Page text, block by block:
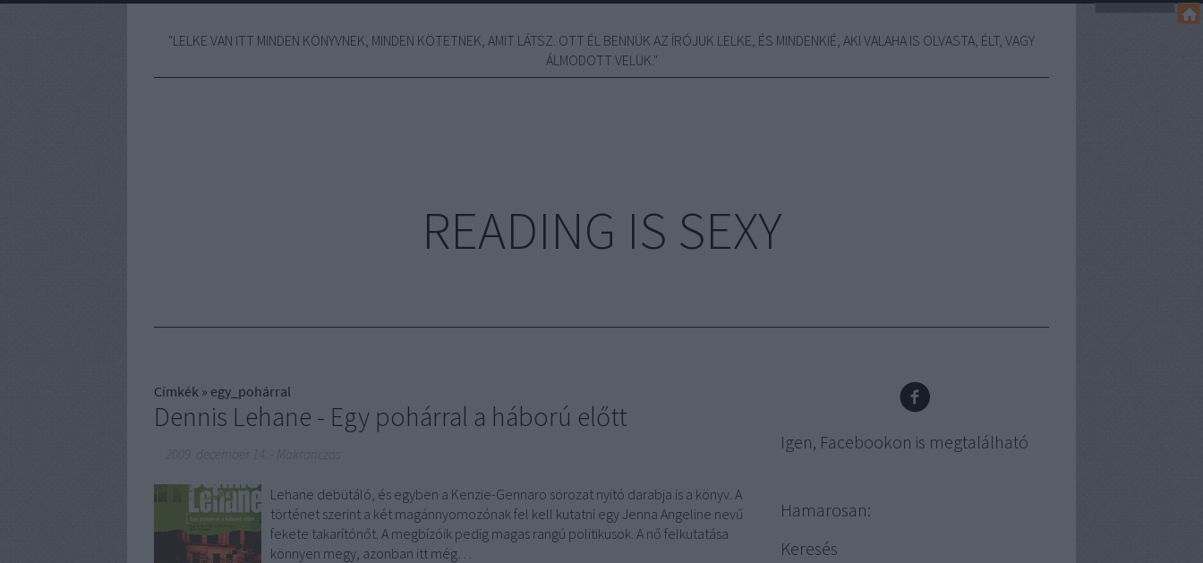
"LELKE VAN ITT MINDEN KÖNYVNEK, MINDEN KÖTETNEK, AMIT LÁTSZ. OTT ÉL BENNÜK AZ ÍRÓJUK LELKE, ÉS MINDENKIÉ, AKI VALAHA IS OLVASTA, ÉLT, VAGY
ÁLMODOTT VELÜK."
READING IS SEXY
Címkék » egy_pohárral
Dennis Lehane - Egy pohárral a háború előtt
Makranczos
Lehane debütáló, és egyben a Kenzie-Gennaro sorozat nyitó darabja is a könyv. A
történet szerint a két magánnyomozónak fel kell kutatni egy Jenna Angeline nevű
fekete takarítónőt. A megbízóik pedig magas rangú politikusok. A nő felkutatása
könnyen megy, azonban itt még…
Igen, Facebookon is megtalálható
Hamarosan:
Keresés